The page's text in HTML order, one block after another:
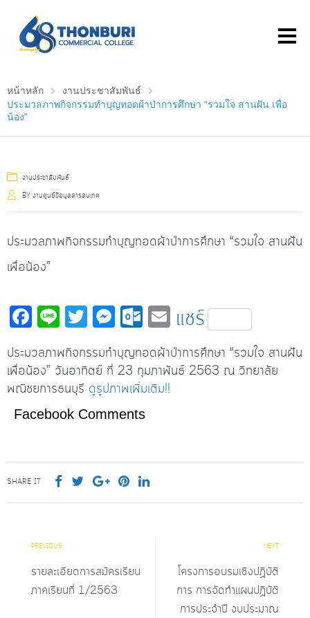
หน้าหลัก
งานประชาสัมพันธ์
ประมวลภาพกิจกรรมทำบุญทอดผ้าป่าการศึกษา “รวมใจ สานฝัน เพื่อ
น้อง”
งานประชาสัมพันธ์
BY งานศูนย์ข้อมูลสารสนเทศ
ประมวลภาพกิจกรรมทำบุญทอดผ้าป่าการศึกษา “รวมใจ สานฝัน
เพื่อน้อง”
Fa
e
b
o
o
Li
e
T
tt
er
M
se
n
ge
r
O
lo
o
k.
c
m
E
ail
แชร์
ประมวลภาพกิจกรรมทำบุญทอดผ้าป่าการศึกษา “รวมใจ สานฝัน
เพื่อน้อง” วันอาทิตย์ ที่ 23 กุมภาพันธ์ 2563 ณ วิทยาลัย
พณิชยการธนบุรี ดูรูปภาพเพิ่มเติม!!
Facebook Comments
SHARE IT
PREVIOUS
รายละเอียดการสมัครเรียน
ภาคเรียนที่ 1/2563
NEXT
โครงการอบรมเชิงปฏิบัติ
การ การจัดทำแผนปฏิบัติ
การประจำปี งบประมาณ